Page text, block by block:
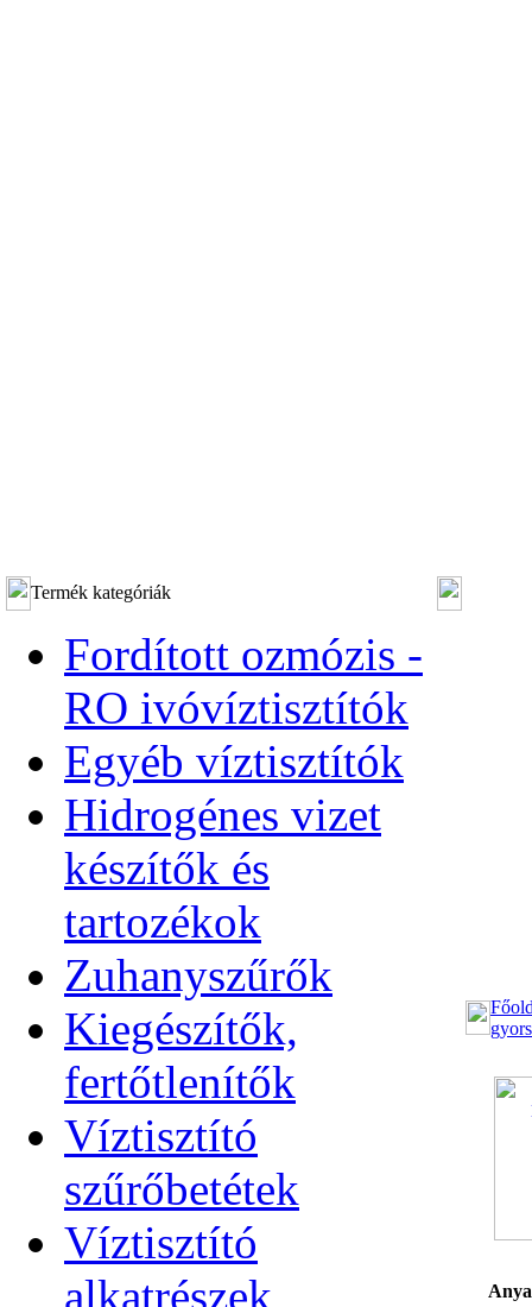
Termék kategóriák
Fordított ozmózis -
RO ivóvíztisztítók
Egyéb víztisztítók
Hidrogénes vizet
készítők és
tartozékok
Zuhanyszűrők
Kiegészítők,
fertőtlenítők
Víztisztító
szűrőbetétek
Víztisztító
alkatrészek